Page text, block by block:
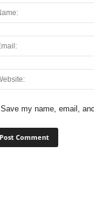
Save my name, email,